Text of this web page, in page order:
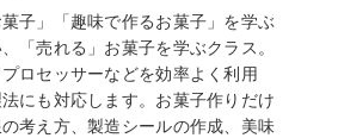
菓子」「趣味で作るお菓子」を学ぶ
「売れる」お菓子を学ぶクラス。
ロセッサーなどを効率よく利用
にも対応します。お菓子作りだけ
考え方、製造シールの作成、美味